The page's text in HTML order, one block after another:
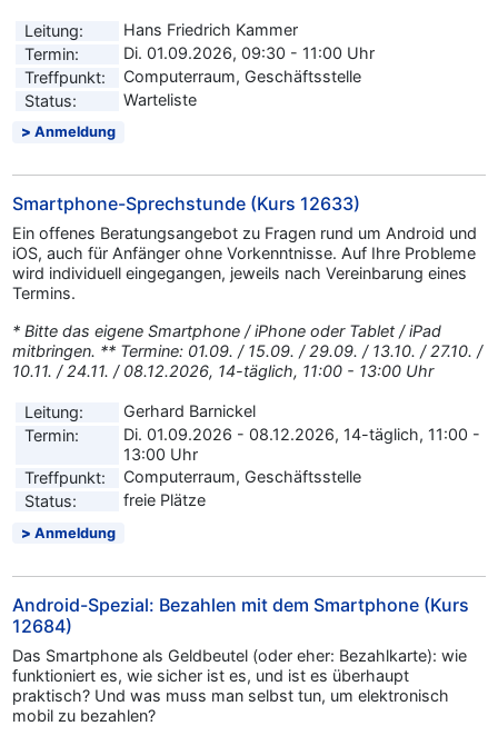
Leitung:
Hans Friedrich Kammer
Termin:
Di. 01.09.2026, 09:30 - 11:00 Uhr
Treffpunkt:
Computerraum, Geschäftsstelle
Status:
Warteliste
Anmeldung
Smartphone-Sprechstunde (Kurs 12633)
Ein offenes Beratungsangebot zu Fragen rund um Android und
iOS, auch für Anfänger ohne Vorkenntnisse. Auf Ihre Probleme
wird individuell eingegangen, jeweils nach Vereinbarung eines
Termins.
* Bitte das eigene Smartphone / iPhone oder Tablet / iPad
mitbringen. ** Termine: 01.09. / 15.09. / 29.09. / 13.10. / 27.10. /
10.11. / 24.11. / 08.12.2026, 14-täglich, 11:00 - 13:00 Uhr
Leitung:
Gerhard Barnickel
Termin:
Di. 01.09.2026 - 08.12.2026, 14-täglich, 11:00 -
13:00 Uhr
Treffpunkt:
Computerraum, Geschäftsstelle
Status:
freie Plätze
Anmeldung
Android-Spezial: Bezahlen mit dem Smartphone (Kurs
12684)
Das Smartphone als Geldbeutel (oder eher: Bezahlkarte): wie
funktioniert es, wie sicher ist es, und ist es überhaupt
praktisch? Und was muss man selbst tun, um elektronisch
mobil zu bezahlen?